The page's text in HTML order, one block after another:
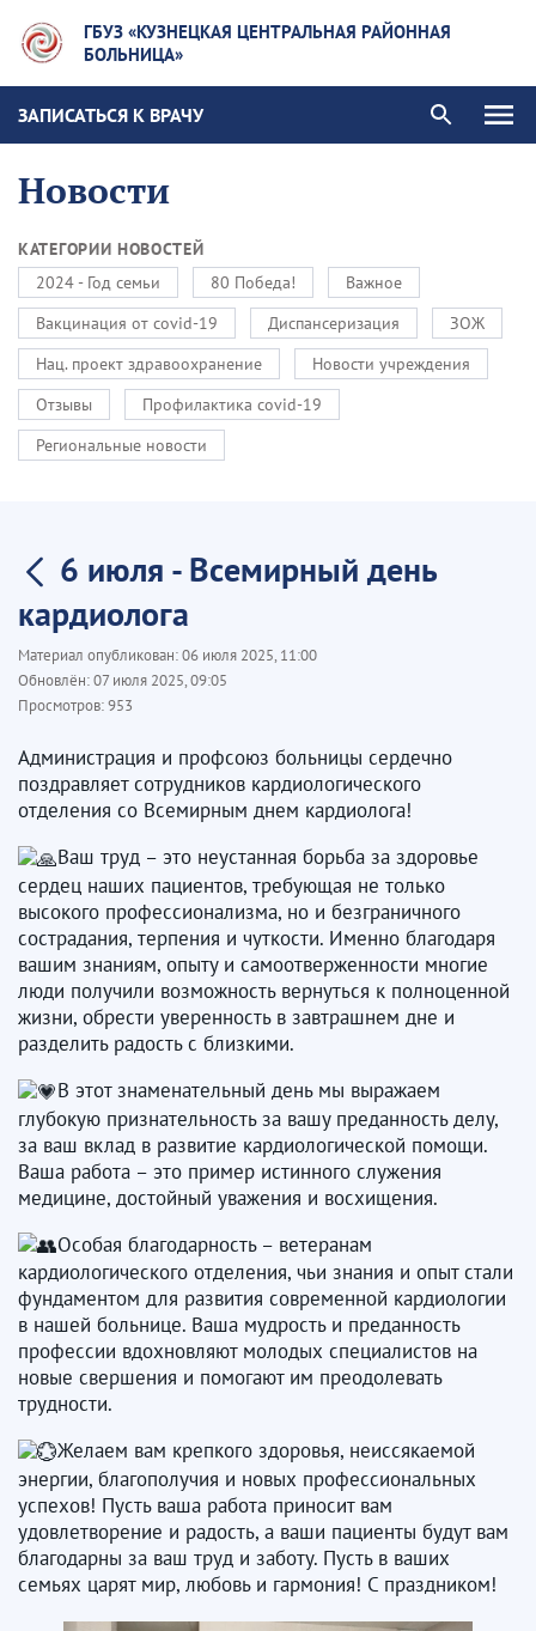
ГБУЗ «КУЗНЕЦКАЯ ЦЕНТРАЛЬНАЯ РАЙОННАЯ
БОЛЬНИЦА»
ЗАПИСАТЬСЯ К ВРАЧУ
Новости
КАТЕГОРИИ НОВОСТЕЙ
2024 - Год семьи
80 Победа!
Важное
Вакцинация от covid-19
Диспансеризация
ЗОЖ
Нац. проект здравоохранение
Новости учреждения
Отзывы
Профилактика covid-19
Региональные новости
6 июля - Всемирный день
кардиолога
Материал опубликован:06 июля 2025, 11:00
Обновлён:07 июля 2025, 09:05
Просмотров:953
Администрация и профсоюз больницы сердечно
поздравляет сотрудников кардиологического
отделения со Всемирным днем кардиолога!
Ваш труд – это неустанная борьба за здоровье
сердец наших пациентов, требующая не только
высокого профессионализма, но и безграничного
сострадания, терпения и чуткости. Именно благодаря
вашим знаниям, опыту и самоотверженности многие
люди получили возможность вернуться к полноценной
жизни, обрести уверенность в завтрашнем дне и
разделить радость с близкими.
В этот знаменательный день мы выражаем
глубокую признательность за вашу преданность делу,
за ваш вклад в развитие кардиологической помощи.
Ваша работа – это пример истинного служения
медицине, достойный уважения и восхищения.
Особая благодарность – ветеранам
кардиологического отделения, чьи знания и опыт стали
фундаментом для развития современной кардиологии
в нашей больнице. Ваша мудрость и преданность
профессии вдохновляют молодых специалистов на
новые свершения и помогают им преодолевать
трудности.
Желаем вам крепкого здоровья, неиссякаемой
энергии, благополучия и новых профессиональных
успехов! Пусть ваша работа приносит вам
удовлетворение и радость, а ваши пациенты будут вам
благодарны за ваш труд и заботу. Пусть в ваших
семьях царят мир, любовь и гармония! С праздником!